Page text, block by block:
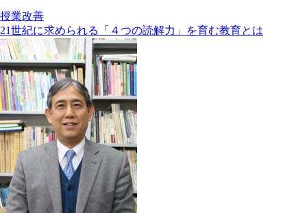
授業改善
21世紀に求められる「４つの読解力」を育む教育とは